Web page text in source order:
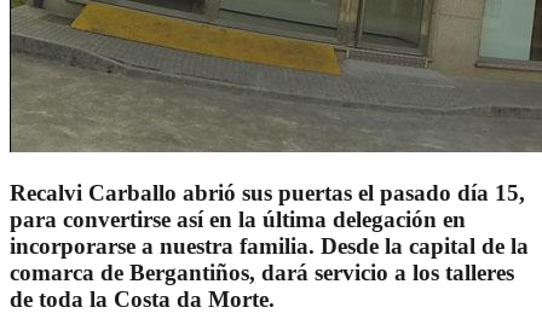
Recalvi Carballo abrió sus puertas el pasado día 15,
para convertirse así en la última delegación en
incorporarse a nuestra familia. Desde la capital de la
comarca de Bergantiños, dará servicio a los talleres
de toda la Costa da Morte.